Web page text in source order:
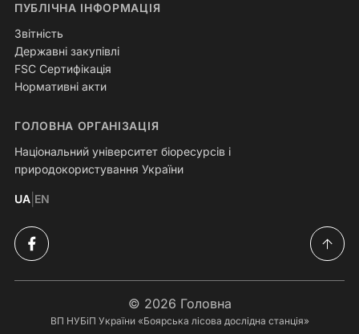
ПУБЛІЧНА ІНФОРМАЦІЯ
Звітність
Державні закупівлі
FSC Сертифікація
Нормативні акти
ГОЛОВНА ОРГАНІЗАЦІЯ
Національний університет біоресурсів і
природокористування України
UA EN
© 2026 Головна
ВП НУБіП України «Боярська лісова дослідна станція»